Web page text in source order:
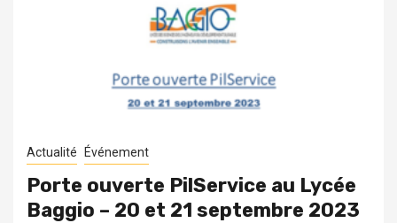
Actualité Événement
Porte ouverte PilService au Lycée
Baggio – 20 et 21 septembre 2023